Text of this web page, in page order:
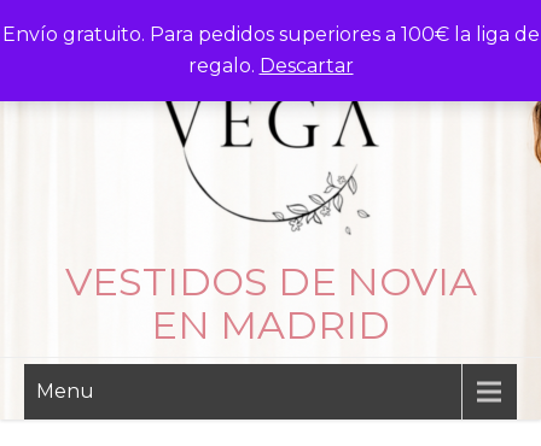
Envío gratuito. Para pedidos superiores a 100€ la liga de
regalo. Descartar
to
VESTIDOS DE NOVIA
EN MADRID
Menu